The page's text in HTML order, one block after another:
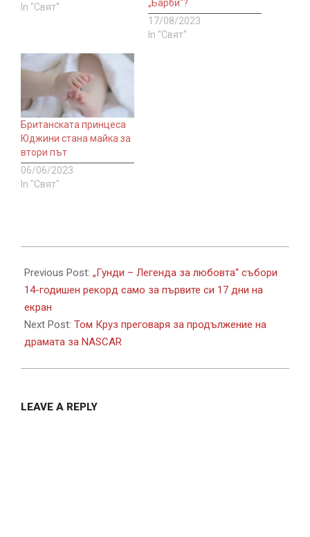
In "Свят"
„Барби“?
17/08/2023
In "Свят"
Британската принцеса
Юджини стана майка за
втори път
06/06/2023
In "Свят"
11-
04
Previous Post: „Гунди – Легенда за любовта“ събори
14-годишен рекорд само за първите си 17 дни на
екран
Next Post: Том Круз преговаря за продължение на
драмата за NASCAR
LEAVE A REPLY